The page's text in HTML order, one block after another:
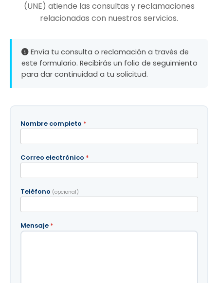
(UNE) atiende las consultas y reclamaciones
relacionadas con nuestros servicios.
Envía tu consulta o reclamación a través de
este formulario. Recibirás un folio de seguimiento
para dar continuidad a tu solicitud.
Nombre completo *
Correo electrónico *
Teléfono (opcional)
Mensaje *